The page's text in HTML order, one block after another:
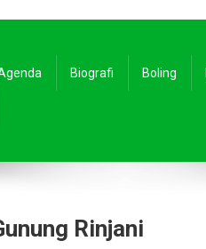
Biografi Boling
Rinjani